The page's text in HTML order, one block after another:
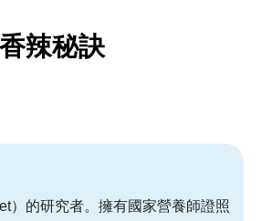
辣秘訣
）的研究者。擁有國家營養師證照